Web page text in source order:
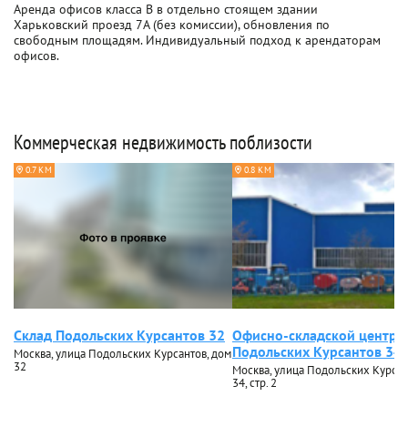
Аренда офисов класса B в отдельно стоящем здании
Харьковский проезд 7А (без комиссии), обновления по
свободным площадям. Индивидуальный подход к арендаторам
офисов.
Коммерческая недвижимость поблизости
0.7 КМ
Склад Подольских Курсантов 32
Москва, улица Подольских Курсантов, дом
32
0.8 КМ
Офисно-складской центр
Подольских Курсантов 34
Москва, улица Подольских
34, стр. 2